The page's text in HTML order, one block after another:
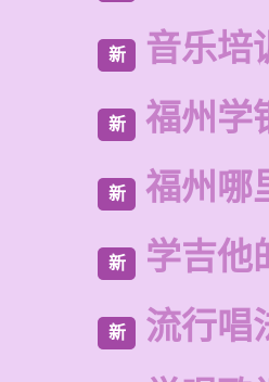
新 音乐培
新 福州学
新 福州哪
新 学吉他
新 流行唱